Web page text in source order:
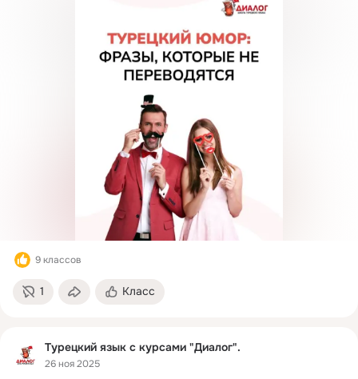
9 классов
1 Класс
Турецкий язык с курсами "Диалог".
26 ноя 2025